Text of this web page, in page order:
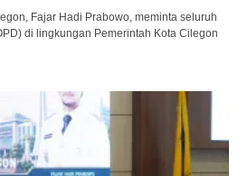
Fajar Hadi Prabowo, meminta seluruh
di lingkungan Pemerintah Kota Cilegon